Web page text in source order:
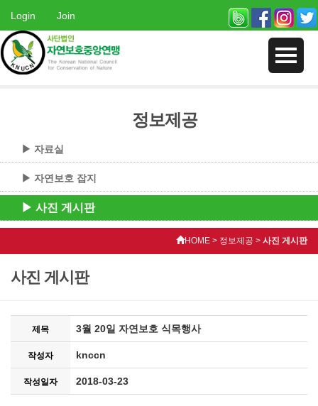
Login Join
정보제공
▶ 자료실
▶ 자연보호 잡지
▶ 사진 게시판
HOME > 정보제공 > 사진 게시판
사진 게시판
제목 3월 20일 자연보호 식목행사
작성자 knccn
작성일자 2018-03-23